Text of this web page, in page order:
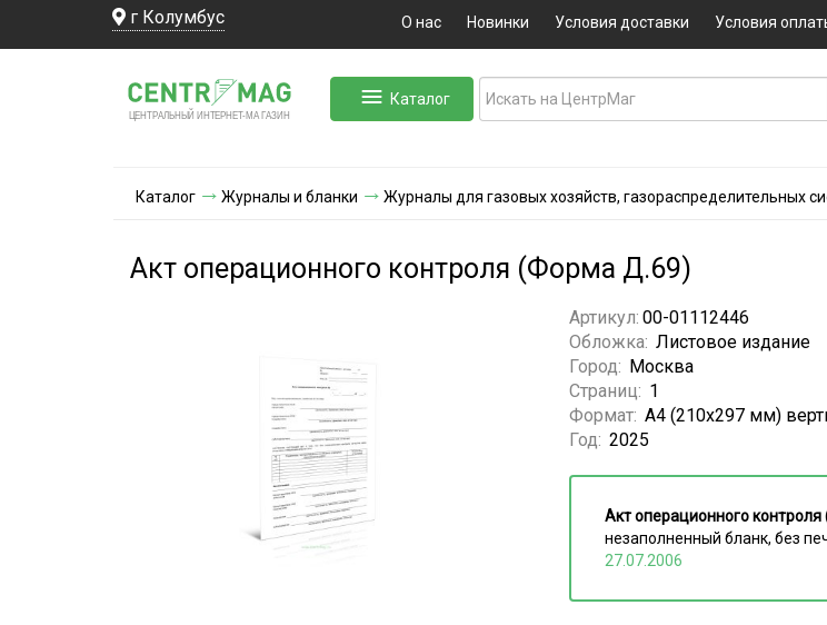
г Колумбус О нас Новинки Условия доставки Условия
ЦЕНТРАЛЬНЫЙ ИНТЕРНЕТ-МА ГАЗИН
Каталог
Каталог Журналы и бланки Журналы для газовых хозяйств, газораспределительных
Акт операционного контроля (Форма Д.69)
Артикул: 00-01112446
Обложка: Листовое издание
Город: Москва
Страниц: 1
Формат: А4 (210х297 мм)
Год: 2025
Акт операционного
незаполненный бланк, без
27.07.2006